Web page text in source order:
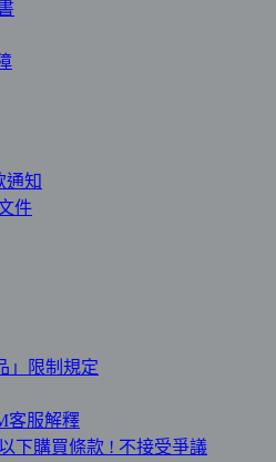
通知
件
」限制規定
客服解釋
下購買條款 ! 不接受爭議